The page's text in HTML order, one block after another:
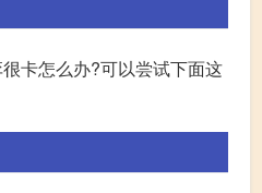
卡怎么办?可以尝试下面这